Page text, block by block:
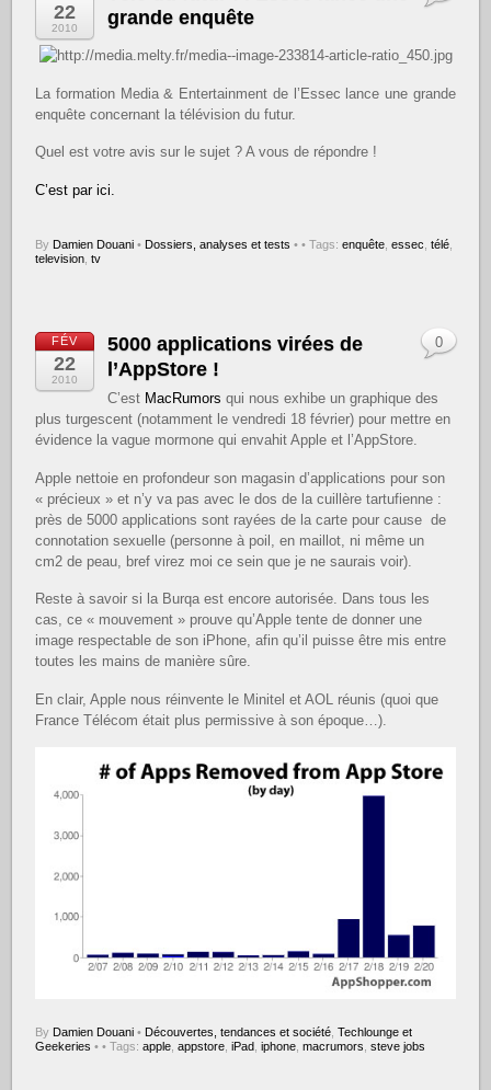
22
2010
grande enquête
La formation Media & Entertainment de l’Essec lance une grande
enquête concernant la télévision du futur.
Quel est votre avis sur le sujet ? A vous de répondre !
C’est par ici.
By Damien Douani • Dossiers, analyses et tests • • Tags:enquête ,essec ,télé
television ,tv
FÉV
22
2010
5000 applications virées de
l’AppStore !
C’est MacRumors qui nous exhibe un graphique des
plus turgescent (notamment le vendredi 18 février) pour mettre en
évidence la vague mormone qui envahit Apple et l’AppStore.
Apple nettoie en profondeur son magasin d’applications pour son
« précieux » et n’y va pas avec le dos de la cuillère tartufienne :
près de 5000 applications sont rayées de la carte pour cause de
connotation sexuelle (personne à poil, en maillot, ni même un
cm2 de peau, bref virez moi ce sein que je ne saurais voir).
Reste à savoir si la Burqa est encore autorisée. Dans tous les
cas, ce « mouvement » prouve qu’Apple tente de donner une
image respectable de son iPhone, afin qu’il puisse être mis entre
toutes les mains de manière sûre.
En clair, Apple nous réinvente le Minitel et AOL réunis (quoi que
France Télécom était plus permissive à son époque…).
By Damien Douani • Découvertes, tendances et société ,Techlounge et
Geekeries •
0
• Tags:apple ,appstore ,iPad ,iphone ,macrumors ,steve jobs